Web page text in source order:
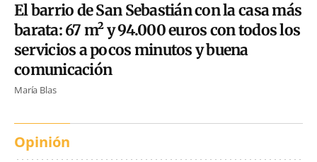
El barrio de San Sebastián con la casa más
barata: 67 m² y 94.000 euros con todos los
servicios a pocos minutos y buena
comunicación
María Blas
Opinión